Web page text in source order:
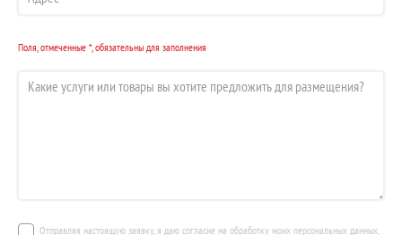
Поля, отмеченные *, обязательны для заполнения
Отправляя настоящую заявку, я даю согласие на обработку моих персональных данных,